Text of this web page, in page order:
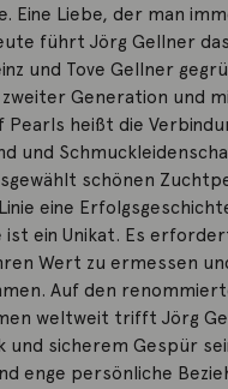
Eine Liebe, der man
führt Jörg Gellner das
und Tove Gellner
Generation und
Pearls heißt die
und
schönen
eine
ein Unikat. Es
Wert zu ermessen
Auf den
weltweit trifft Jörg
und sicherem Gespür
enge persönliche